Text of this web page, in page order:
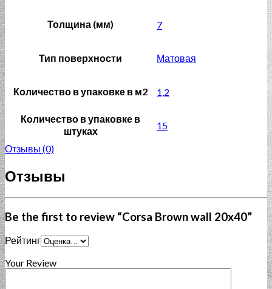
Толщина (мм) 7
Тип поверхности Матовая
Количество в упаковке в м2 1,2
Количество в упаковке в
штуках
15
Отзывы (0)
Отзывы
Be the first to review “Corsa Brown wall 20x40”
Рейтинг
Your Review